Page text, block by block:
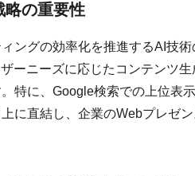
略の重要性
ングの効率化を推進するAI技
ーニーズに応じたコンテンツ
特に、Google検索での上位表
に直結し、企業のWebプレゼ